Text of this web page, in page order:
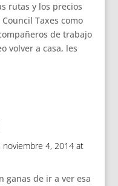
rutas y los precios
Taxes como
de trabajo
volver a casa, les
noviembre 4, 2014 at
ganas de ir a ver esa